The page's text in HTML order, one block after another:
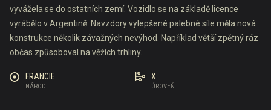
vyvážela se do ostatních zemí. Vozidlo se na základě licence
vyrábělo v Argentině. Navzdory vylepšené palebné síle měla nová
konstrukce několik závažných nevýhod. Například větší zpětný ráz
občas způsoboval na věžích trhliny.
NÁROD
FRANCIE
ÚROVEŇ
X